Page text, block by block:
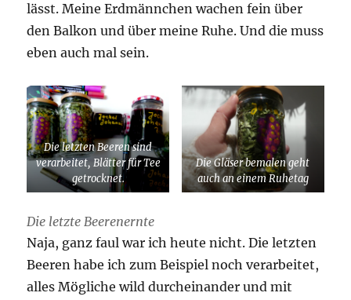
lässt. Meine Erdmännchen wachen fein über
den Balkon und über meine Ruhe. Und die muss
eben auch mal sein.
Die letzten Beeren sind
verarbeitet, Blätter für Tee
getrocknet.
Die Gläser bemalen geht
auch an einem Ruhetag
Die letzte Beerenernte
Naja, ganz faul war ich heute nicht. Die letzten
Beeren habe ich zum Beispiel noch verarbeitet,
alles Mögliche wild durcheinander und mit